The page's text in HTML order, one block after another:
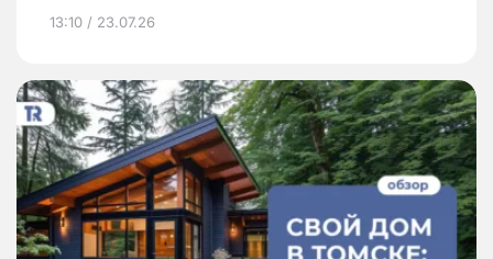
13:10 / 23.07.26